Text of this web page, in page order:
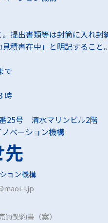
提出書類等は封筒に入れ
積書在中」と明記すること。
で
時
25号 清水マリンビル2階
ベーション機構
ョン機構
i.jp
買契約書（案）